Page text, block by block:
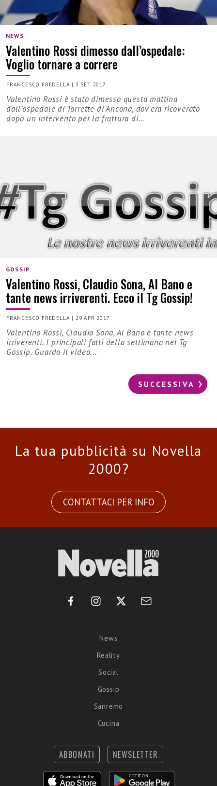
NEWS
Valentino Rossi dimesso dall’ospedale:
Voglio tornare a correre
FRANCESCO FREDELLA | 3 SET 2017
Valentino Rossi è stato dimesso questa mattina
dall’ospedale di Torrette di Ancona, dov’era ricoverato
dopo un intervento per la frattura di…
GOSSIP
Valentino Rossi, Claudio Sona, Al Bano e
tante news irriverenti. Ecco il Tg Gossip!
FRANCESCO FREDELLA | 29 APR 2017
Valentino Rossi, Claudio Sona, Al Bano e tante news
irriverenti. I principali fatti della settimana nel Tg
Gossip. Guarda il video...
SUCCESSIVA
La tua pubblicità su Novella
2000?
CONTATTACI PER INFO
News
Reality
Social
Gossip
Sanremo
Cucina
ABBONATI NEWSLETTER